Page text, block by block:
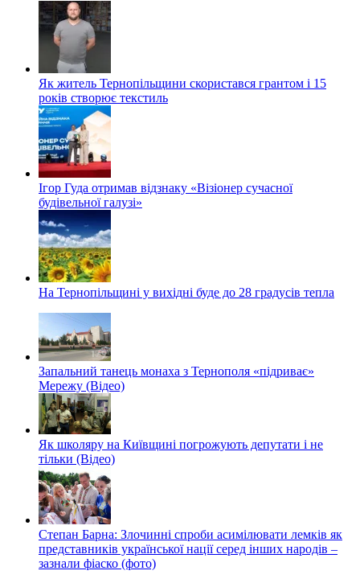
Як житель Тернопільщини скористався грантом і 15
років створює текстиль
Ігор Гуда отримав відзнаку «Візіонер сучасної
будівельної галузі»
На Тернопільщині у вихідні буде до 28 градусів тепла
Запальний танець монаха з Тернополя «підриває»
Мережу (Відео)
Як школяру на Київщині погрожують депутати і не
тільки (Відео)
Степан Барна: Злочинні спроби асимілювати лемків як
представників української нації серед інших народів –
зазнали фіаско (фото)